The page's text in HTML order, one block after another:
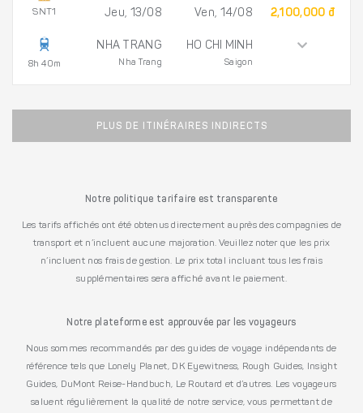
SNT1
8h 40m
Jeu, 13/08
NHA TRANG
Nha Trang
Ven, 14/08
HO CHI MINH
Saigon
2,100,000 đ
PLUS DE ITINÉRAIRES INDIRECTS
Notre politique tarifaire est transparente
Les tarifs affichés ont été obtenus directement auprès des compagnies de
transport et n’incluent aucune majoration. Veuillez noter que les prix
n’incluent nos frais de gestion. Le prix total incluant tous les frais
supplémentaires sera affiché avant le paiement.
Notre plateforme est approuvée par les voyageurs
Nous sommes recommandés par des guides de voyage indépendants de
référence tels que Lonely Planet, DK Eyewitness, Rough Guides, Insight
Guides, DuMont Reise-Handbuch, Le Routard et d’autres. Les voyageurs
saluent régulièrement la qualité de notre service, vous permettant de